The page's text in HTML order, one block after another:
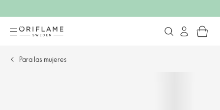
Para las mujeres